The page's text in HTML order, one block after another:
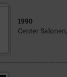
1990
Center